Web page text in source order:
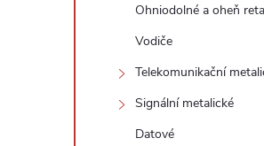
Ohniodolné a oheň
Vodiče
Telekomunikační
Signální metalické
Datové